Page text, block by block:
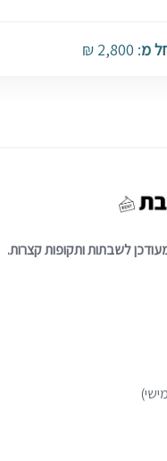
מ: 2,800 ₪
לשבתות ותקופות קצרות.